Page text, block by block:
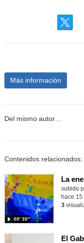
Más información
Del mismo autor…
Contenidos relacionados:
subido
00′ 30″
hace 15
3